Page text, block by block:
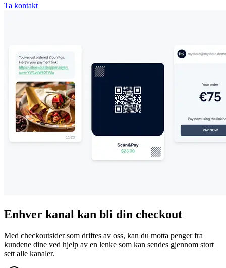
Ta kontakt
Enhver kanal kan bli din checkout
Med checkoutsider som driftes av oss, kan du motta penger fra
kundene dine ved hjelp av en lenke som kan sendes gjennom stort
sett alle kanaler.